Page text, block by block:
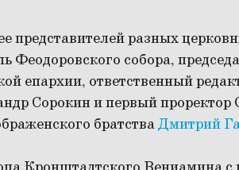
представителей разных
Феодоровского собора,
епархии, ответственный
Сорокин и первый проректор
братстваДмитрий